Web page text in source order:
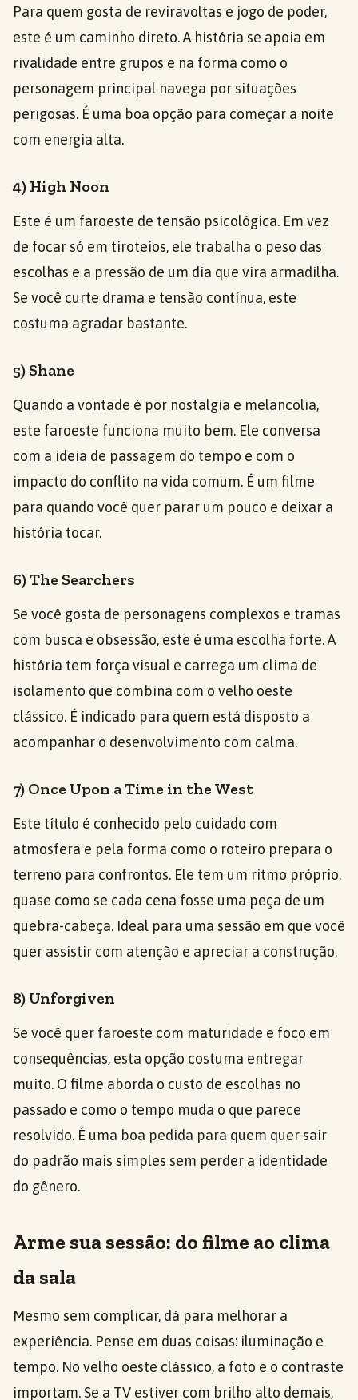
Para quem gosta de reviravoltas e jogo de poder,
este é um caminho direto. A história se apoia em
rivalidade entre grupos e na forma como o
personagem principal navega por situações
perigosas. É uma boa opção para começar a noite
com energia alta.
4) High Noon
Este é um faroeste de tensão psicológica. Em vez
de focar só em tiroteios, ele trabalha o peso das
escolhas e a pressão de um dia que vira armadilha.
Se você curte drama e tensão contínua, este
costuma agradar bastante.
5) Shane
Quando a vontade é por nostalgia e melancolia,
este faroeste funciona muito bem. Ele conversa
com a ideia de passagem do tempo e com o
impacto do conflito na vida comum. É um filme
para quando você quer parar um pouco e deixar a
história tocar.
6) The Searchers
Se você gosta de personagens complexos e tramas
com busca e obsessão, este é uma escolha forte. A
história tem força visual e carrega um clima de
isolamento que combina com o velho oeste
clássico. É indicado para quem está disposto a
acompanhar o desenvolvimento com calma.
7) Once Upon a Time in the West
Este título é conhecido pelo cuidado com
atmosfera e pela forma como o roteiro prepara o
terreno para confrontos. Ele tem um ritmo próprio,
quase como se cada cena fosse uma peça de um
quebra-cabeça. Ideal para uma sessão em que você
quer assistir com atenção e apreciar a construção.
8) Unforgiven
Se você quer faroeste com maturidade e foco em
consequências, esta opção costuma entregar
muito. O filme aborda o custo de escolhas no
passado e como o tempo muda o que parece
resolvido. É uma boa pedida para quem quer sair
do padrão mais simples sem perder a identidade
do gênero.
Arme sua sessão: do filme ao clima
da sala
Mesmo sem complicar, dá para melhorar a
experiência. Pense em duas coisas: iluminação e
tempo. No velho oeste clássico, a foto e o contraste
importam. Se a TV estiver com brilho alto demais,